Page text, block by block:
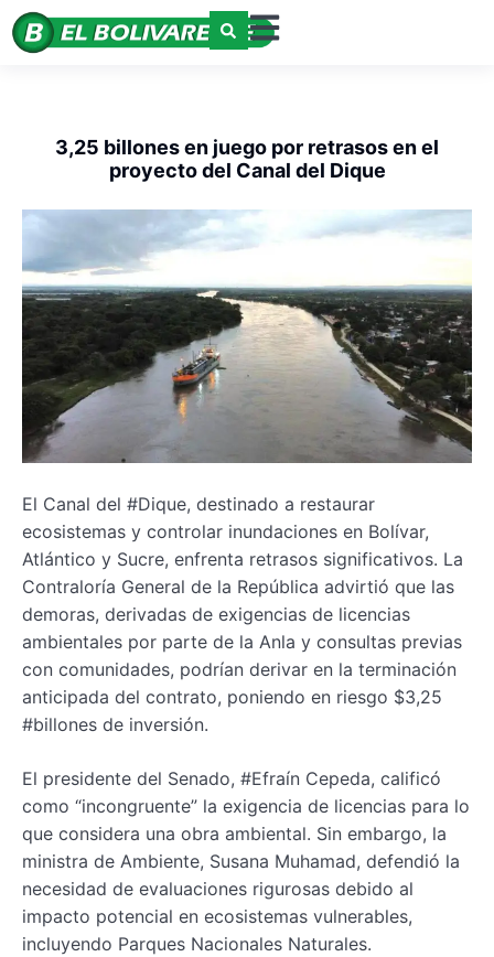
3,25 billones en juego por retrasos en el
proyecto del Canal del Dique
El Canal del #Dique, destinado a restaurar
ecosistemas y controlar inundaciones en Bolívar,
Atlántico y Sucre, enfrenta retrasos significativos. La
Contraloría General de la República advirtió que las
demoras, derivadas de exigencias de licencias
ambientales por parte de la Anla y consultas previas
con comunidades, podrían derivar en la terminación
anticipada del contrato, poniendo en riesgo $3,25
#billones de inversión.
El presidente del Senado, #Efraín Cepeda, calificó
como “incongruente” la exigencia de licencias para lo
que considera una obra ambiental. Sin embargo, la
ministra de Ambiente, Susana Muhamad, defendió la
necesidad de evaluaciones rigurosas debido al
impacto potencial en ecosistemas vulnerables,
incluyendo Parques Nacionales Naturales.